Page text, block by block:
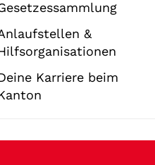
&
Karriere beim